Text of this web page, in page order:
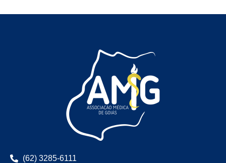
(62) 3285-6111